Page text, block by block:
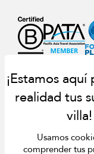
USD $ es
Copyright © 2026
Usamos
comprender tus